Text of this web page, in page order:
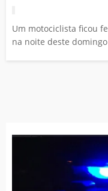
Um motociclista ficou
na noite deste